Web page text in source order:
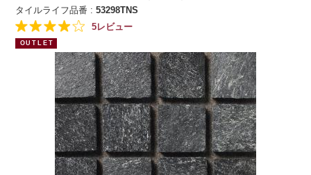
タイルライフ品番 :53298TNS
5レビュー
OUTLET